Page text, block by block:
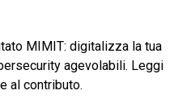
MIMIT: digitalizza la tua
agevolabili. Leggi
al contributo.